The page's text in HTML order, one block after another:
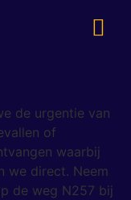
de urgentie van
of
waarbij
we direct. Neem
de weg N257 bij